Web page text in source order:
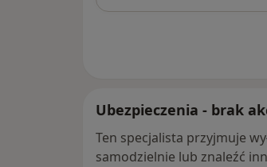
Ubezpieczenia - brak
Ten specjalista przyjmuje
samodzielnie lub znaleźć